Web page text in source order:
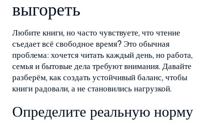
выгореть
Любите книги, но часто чувствуете, что чтение
съедает всё свободное время? Это обычная
проблема: хочется читать каждый день, но работа,
семья и бытовые дела требуют внимания. Давайте
разберём, как создать устойчивый баланс, чтобы
книги радовали, а не становились нагрузкой.
Определите реальную норму